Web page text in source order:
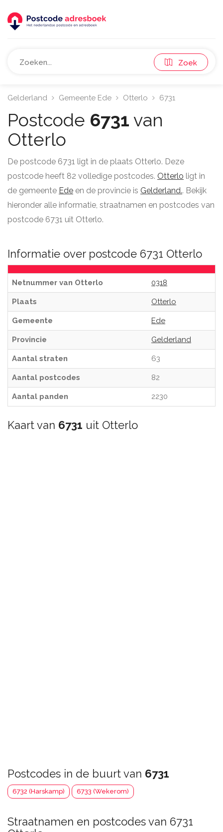
Zoek
Gelderland Gemeente Ede Otterlo 6731
Postcode 6731 van
Otterlo
De postcode 6731 ligt in de plaats Otterlo. Deze
postcode heeft 82 volledige postcodes. Otterlo ligt in
de gemeente Ede en de provincie is Gelderland.. Bekijk
hieronder alle informatie, straatnamen en postcodes van
postcode 6731 uit Otterlo.
Informatie over postcode 6731 Otterlo
Netnummer van Otterlo 0318
Plaats Otterlo
Gemeente Ede
Provincie Gelderland
Aantal straten 63
Aantal postcodes 82
Aantal panden 2230
Kaart van 6731 uit Otterlo
Postcodes in de buurt van 6731
6732 (Harskamp) 6733 (Wekerom)
Straatnamen en postcodes van 6731